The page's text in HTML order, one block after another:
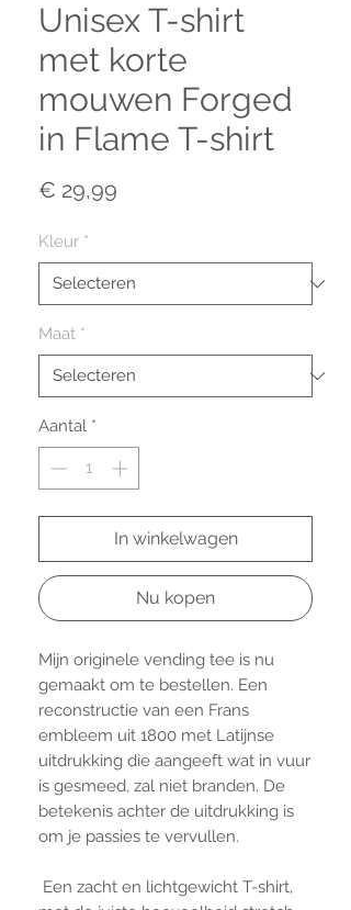
Unisex T-shirt
met korte
mouwen Forged
in Flame T-shirt
€ 29,99
Kleur *
Maat *
Aantal *
In winkelwagen
Nu kopen
Mijn originele vending tee is nu
gemaakt om te bestellen. Een
reconstructie van een Frans
embleem uit 1800 met Latijnse
uitdrukking die aangeeft wat in vuur
is gesmeed, zal niet branden. De
betekenis achter de uitdrukking is
om je passies te vervullen.